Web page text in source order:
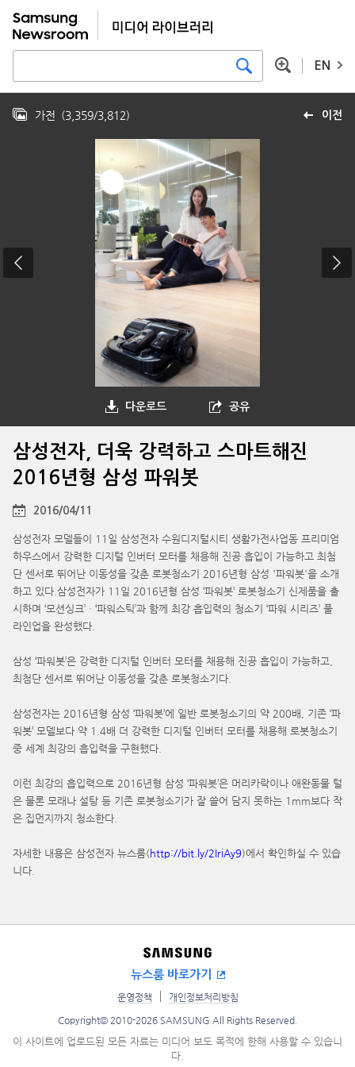
EN
이전
가전 (3,359/3,812)
다운로드 공유
삼성전자, 더욱 강력하고 스마트해진
2016년형 삼성 파워봇
2016/04/11
삼성전자 모델들이 11일 삼성전자 수원디지털시티 생활가전사업동 프리미엄
하우스에서 강력한 디지털 인버터 모터를 채용해 진공 흡입이 가능하고 최첨
단 센서로 뛰어난 이동성을 갖춘 로봇청소기 2016년형 삼성 '파워봇'을 소개
하고 있다.삼성전자가 11일 2016년형 삼성 ‘파워봇’ 로봇청소기 신제품을 출
시하며 ‘모션싱크’ㆍ‘파워스틱’과 함께 최강 흡입력의 청소기 ‘파워 시리즈’ 풀
라인업을 완성했다.
삼성 ‘파워봇’은 강력한 디지털 인버터 모터를 채용해 진공 흡입이 가능하고,
최첨단 센서로 뛰어난 이동성을 갖춘 로봇청소기다.
삼성전자는 2016년형 삼성 ‘파워봇’에 일반 로봇청소기의 약 200배, 기존 ‘파
워봇’ 모델보다 약 1.4배 더 강력한 디지털 인버터 모터를 채용해 로봇청소기
중 세계 최강의 흡입력을 구현했다.
이런 최강의 흡입력으로 2016년형 삼성 ‘파워봇’은 머리카락이나 애완동물 털
은 물론 모래나 설탕 등 기존 로봇청소기가 잘 쓸어 담지 못하는 1mm보다 작
은 집먼지까지 청소한다.
자세한 내용은 삼성전자 뉴스룸(http://bit.ly/2IriAy9)에서 확인하실 수 있습
니다.
뉴스룸 바로가기
운영정책 개인정보처리방침
Copyright© 2010-2026 SAMSUNG All Rights Reserved.
이 사이트에 업로드된 모든 자료는 미디어 보도 목적에 한해 사용할 수 있습니
다.